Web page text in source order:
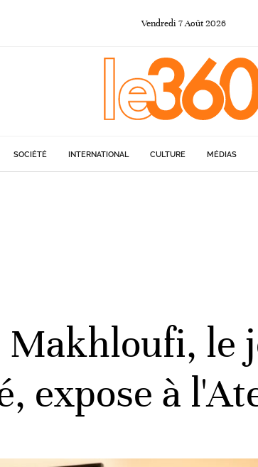
Vendredi 7Août 2026
SOCIÉTÉ INTERNATIONAL CULTURE MÉDIAS
Makhloufi, le
expose à